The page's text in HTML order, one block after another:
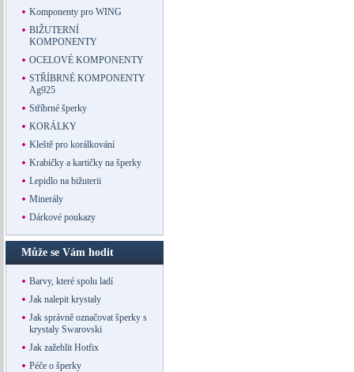
Komponenty pro WING
BIŽUTERNÍ
KOMPONENTY
OCELOVÉ KOMPONENTY
STŘÍBRNÉ KOMPONENTY
Ag925
Stříbrné šperky
KORÁLKY
Kleště pro korálkování
Krabičky a kartičky na šperky
Lepidlo na bižuterii
Minerály
Dárkové poukazy
Může se Vám hodit
Barvy, které spolu ladí
Jak nalepit krystaly
Jak správně označovat šperky s
krystaly Swarovski
Jak zažehlit Hotfix
Péče o šperky